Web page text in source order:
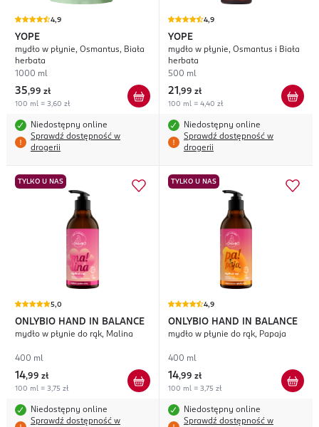
4,9
YOPE
mydło w płynie, Osmantus, Biała
herbata
1000 ml
35,99 zł
100 ml = 3,60 zł
Niedostępny online
Sprawdź dostępność w
drogerii
4,9
YOPE
mydło w płynie, Osmantus i Biała
herbata
500 ml
21 ,99 zł
100 ml = 4,40 zł
Niedostępny online
Sprawdź dostępność w
drogerii
TYLKO U NAS
5,0
ONLYBIO HAND IN BALANCE
mydło w płynie do rąk, Malina
400 ml
14,99 zł
100 ml = 3,75 zł
Niedostępny online
Sprawdź dostępność w
TYLKO U NAS
4,9
ONLYBIO HAND IN BALANCE
mydło w płynie do rąk, Papaja
400 ml
14,99 zł
100 ml = 3,75 zł
Niedostępny online
Sprawdź dostępność w